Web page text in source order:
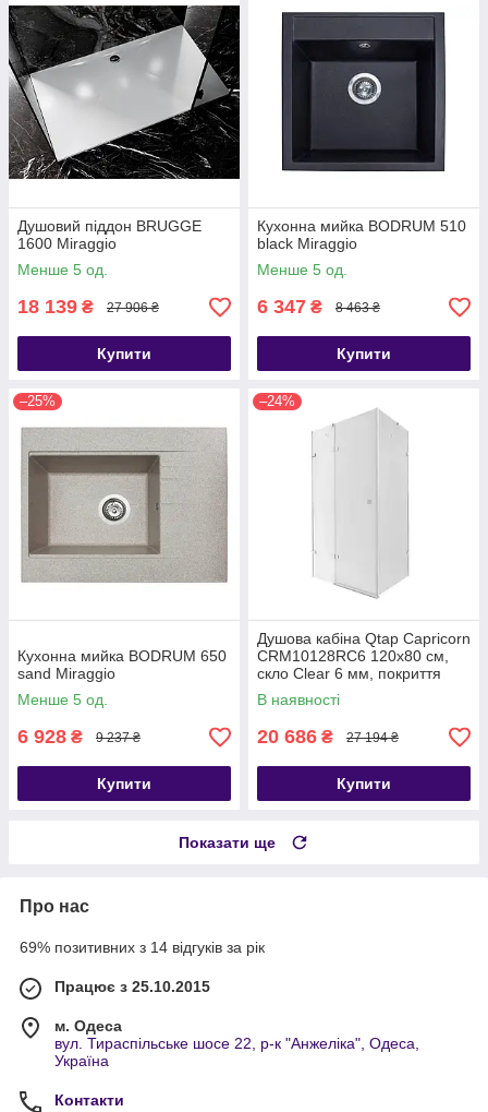
Душовий піддон BRUGGE
1600 Miraggio
Менше 5 од.
18 139 ₴ 27 906 ₴
Купити
Кухонна мийка BODRUM 510
black Miraggio
Менше 5 од.
6 347 ₴ 8 463 ₴
Купити
–25%
Кухонна мийка BODRUM 650
sand Miraggio
Менше 5 од.
6 928 ₴ 9 237 ₴
Купити
–24%
Душова кабіна Qtap Capricorn
CRM10128RC6 120x80 см,
скло Clear 6 мм, покриття
CalcLess без піддона
В наявності
20 686 ₴ 27 194 ₴
Купити
Показати ще
Про нас
69% позитивних з 14 відгуків за рік
Працює з 25.10.2015
м. Одеса
вул. Тираспільське шосе 22, р-к "Анжеліка", Одеса,
Україна
Контакти